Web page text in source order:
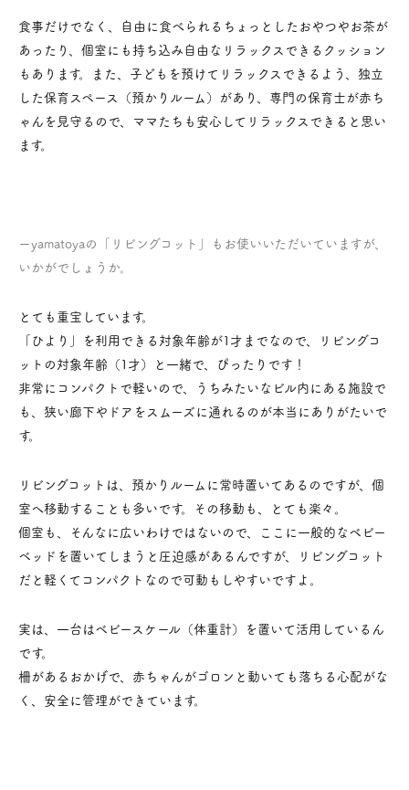
食事だけでなく、自由に食べられるちょっとしたおやつやお茶が
あったり、個室にも持ち込み自由なリラックスできるクッション
もあります。また、子どもを預けてリラックスできるよう、独立
した保育スペース（預かりルーム）があり、専門の保育士が赤ち
ゃんを見守るので、ママたちも安心してリラックスできると思い
ます。
ーyamatoyaの「リビングコット」もお使いいただいていますが、
いかがでしょうか。
とても重宝しています。
「ひより」を利用できる対象年齢が1才までなので、リビングコ
ットの対象年齢（1才）と一緒で、ぴったりです！
非常にコンパクトで軽いので、うちみたいなビル内にある施設で
も、狭い廊下やドアをスムーズに通れるのが本当にありがたいで
す。
リビングコットは、預かりルームに常時置いてあるのですが、個
室へ移動することも多いです。その移動も、とても楽々。
個室も、そんなに広いわけではないので、ここに一般的なベビー
ベッドを置いてしまうと圧迫感があるんですが、リビングコット
だと軽くてコンパクトなので可動もしやすいですよ。
実は、一台はベビースケール（体重計）を置いて活用しているん
です。
柵があるおかげで、赤ちゃんがゴロンと動いても落ちる心配がな
く、安全に管理ができています。